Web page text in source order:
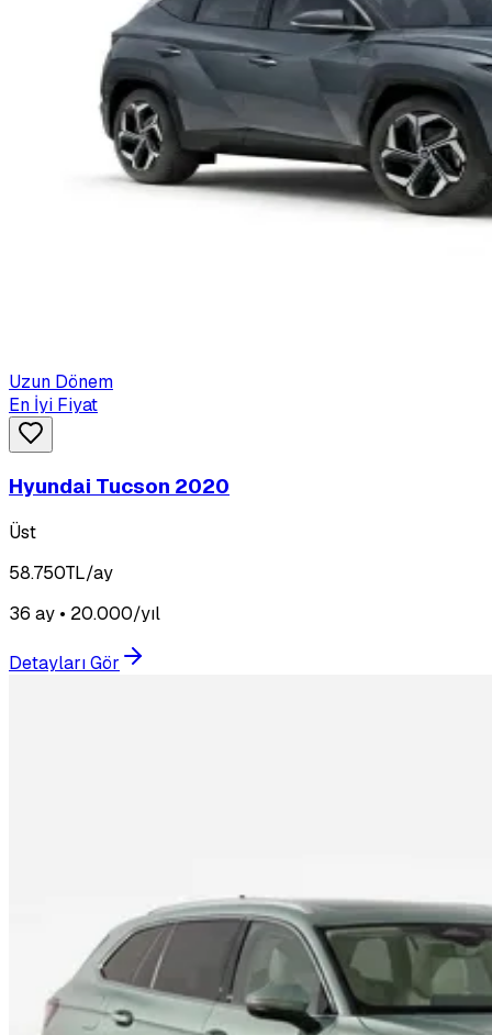
Uzun Dönem
En İyi Fiyat
Hyundai Tucson 2020
Üst
58.750TL/ay
36 ay • 20.000/yıl
Detayları Gör